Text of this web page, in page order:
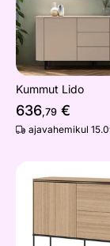
Otsi
Kummut Lido
636,79 €
ajavahemikul
Kummut Wisco